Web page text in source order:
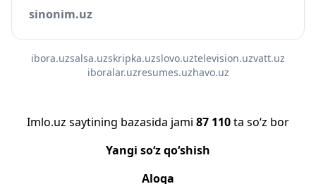
sinonim.uz
ibora.uzsalsa.uzskripka.uzslovo.uztelevision.uzvatt.uz
iboralar.uzresumes.uzhavo.uz
Imlo.uz saytining bazasida jami 87 110ta so‘z bor
Yangi so‘z qo‘shish
Aloqa